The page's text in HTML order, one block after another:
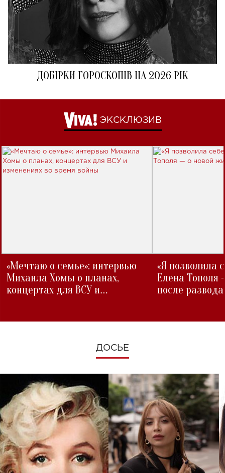
ДОБІРКИ ГОРОСКОПІВ НА 2026 РІК
ЭКСКЛЮЗИВ
«Мечтаю о семье»: интервью
Михаила Хомы о планах,
концертах для ВСУ и
«Я позволила
Елена Тополя
после развода
ДОСЬЕ